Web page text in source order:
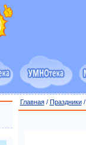
Главная/ Праздники/